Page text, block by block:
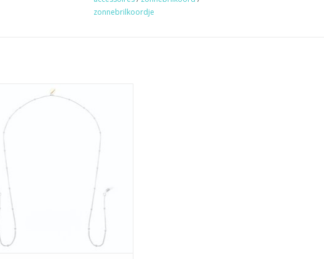
zonnebrilkoordje
Zonnebrilkoordje sea shell
TOEVOEGEN AAN WINKELWAGEN